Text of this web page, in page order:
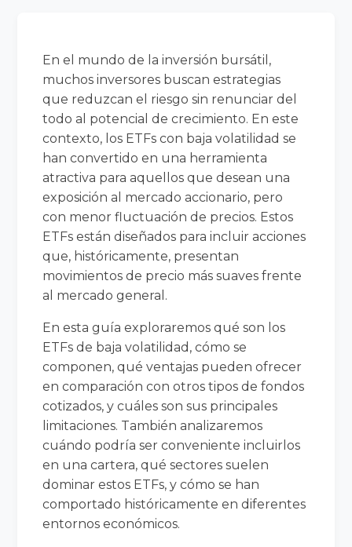
En el mundo de la inversión bursátil,
muchos inversores buscan estrategias
que reduzcan el riesgo sin renunciar del
todo al potencial de crecimiento. En este
contexto, los ETFs con baja volatilidad se
han convertido en una herramienta
atractiva para aquellos que desean una
exposición al mercado accionario, pero
con menor fluctuación de precios. Estos
ETFs están diseñados para incluir acciones
que, históricamente, presentan
movimientos de precio más suaves frente
al mercado general.
En esta guía exploraremos qué son los
ETFs de baja volatilidad, cómo se
componen, qué ventajas pueden ofrecer
en comparación con otros tipos de fondos
cotizados, y cuáles son sus principales
limitaciones. También analizaremos
cuándo podría ser conveniente incluirlos
en una cartera, qué sectores suelen
dominar estos ETFs, y cómo se han
comportado históricamente en diferentes
entornos económicos.